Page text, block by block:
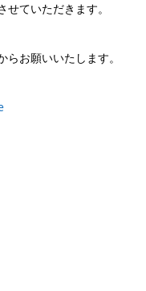
ていただきます。
お願いいたします。